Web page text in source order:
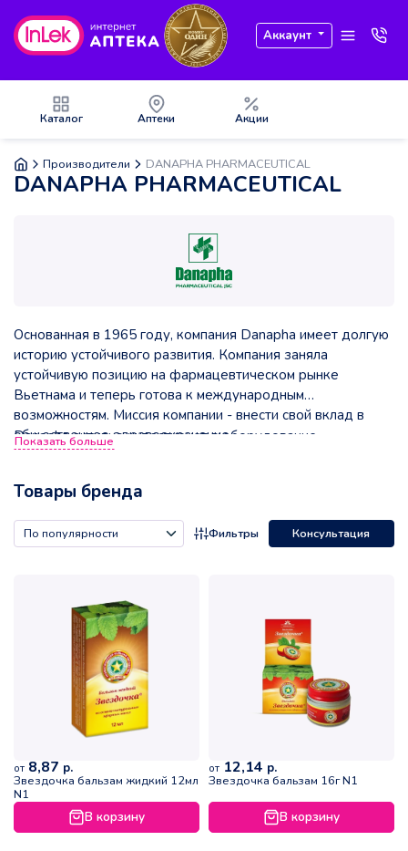
Аккаунт
Каталог Аптеки Акции
Производители DANAPHA PHARMACEUTICAL
DANAPHA PHARMACEUTICAL
Основанная в 1965 году, компания Danapha имеет долгую
историю устойчивого развития. Компания заняла
устойчивую позицию на фармацевтическом рынке
Вьетнама и теперь готова к международным
возможностям. Миссия компании - внести свой вклад в
общественное здравоохранение.
Danapha активно инвестирует в оборудование,
технологии и человеческие ресурсы для проведения
пациентам оптимальные и высокоэффективные
препараты.
Показать больше
Товары бренда
Фильтры Консультация
от 8,87 р.
Звездочка бальзам жидкий 12мл
N1
В корзину
от 12,14 р.
Звездочка бальзам 16г N1
В корзину